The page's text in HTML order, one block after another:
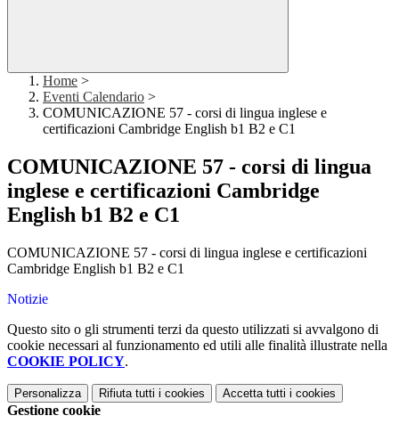
Home >
Eventi Calendario >
COMUNICAZIONE 57 - corsi di lingua inglese e
certificazioni Cambridge English b1 B2 e C1
COMUNICAZIONE 57 - corsi di lingua
inglese e certificazioni Cambridge
English b1 B2 e C1
COMUNICAZIONE 57 - corsi di lingua inglese e certificazioni
Cambridge English b1 B2 e C1
Notizie
Questo sito o gli strumenti terzi da questo utilizzati si avvalgono di
cookie necessari al funzionamento ed utili alle finalità illustrate nella
COOKIE POLICY.
Personalizza Rifiuta tutti i cookies Accetta tutti i cookies
Gestione cookie